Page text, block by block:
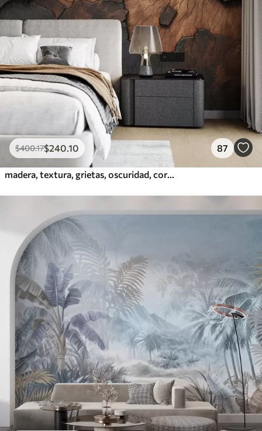
$400.17$240 .10 87